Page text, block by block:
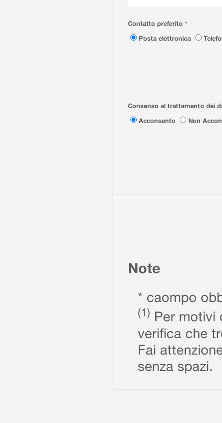
Contatto preferito *
Posta elettronica
Consenso al trattamento dei
Acconsento
Non
Note
* caompo
(1) Per motivi
verifica che
Fai
senza spazi.